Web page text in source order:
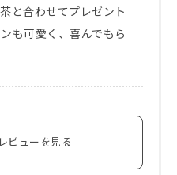
と合わせてプレゼント
も可愛く、喜んでもら
ビューを見る